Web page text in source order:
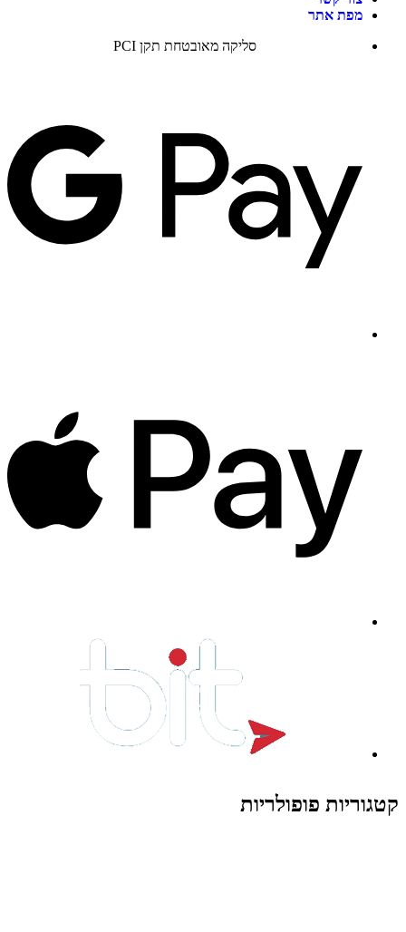
מפת אתר
סליקה מאובטחת תקן PCI
קטגוריות פופולריות